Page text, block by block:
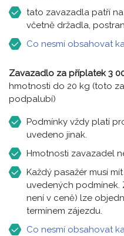
tato zavazadla patří
včetně držadla,
Co nesmí obsahovat
Zavazadlo za příplatek 3
hmotnosti do 20 kg (toto
podpalubí)
Podmínky vždy platí
uvedeno jinak.
Hmotnosti zavazadel
Každý pasažér musí
uvedených
není v ceně) lze
termínem zájezdu.
Co nesmí obsahovat